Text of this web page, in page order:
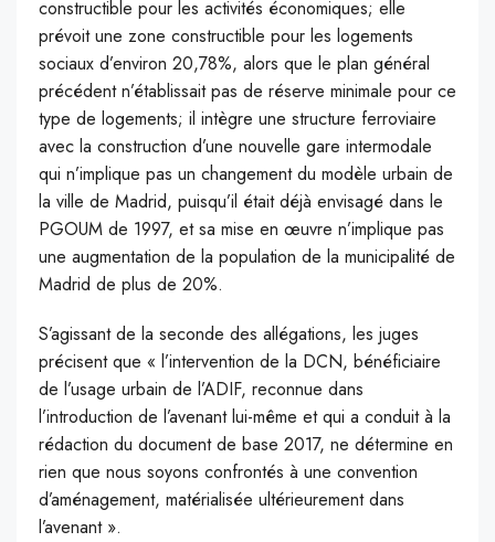
constructible pour les activités économiques; elle
prévoit une zone constructible pour les logements
sociaux d’environ 20,78%, alors que le plan général
précédent n’établissait pas de réserve minimale pour ce
type de logements; il intègre une structure ferroviaire
avec la construction d’une nouvelle gare intermodale
qui n’implique pas un changement du modèle urbain de
la ville de Madrid, puisqu’il était déjà envisagé dans le
PGOUM de 1997, et sa mise en œuvre n’implique pas
une augmentation de la population de la municipalité de
Madrid de plus de 20%.
S’agissant de la seconde des allégations, les juges
précisent que « l’intervention de la DCN, bénéficiaire
de l’usage urbain de l’ADIF, reconnue dans
l’introduction de l’avenant lui-même et qui a conduit à la
rédaction du document de base 2017, ne détermine en
rien que nous soyons confrontés à une convention
d’aménagement, matérialisée ultérieurement dans
l’avenant ».